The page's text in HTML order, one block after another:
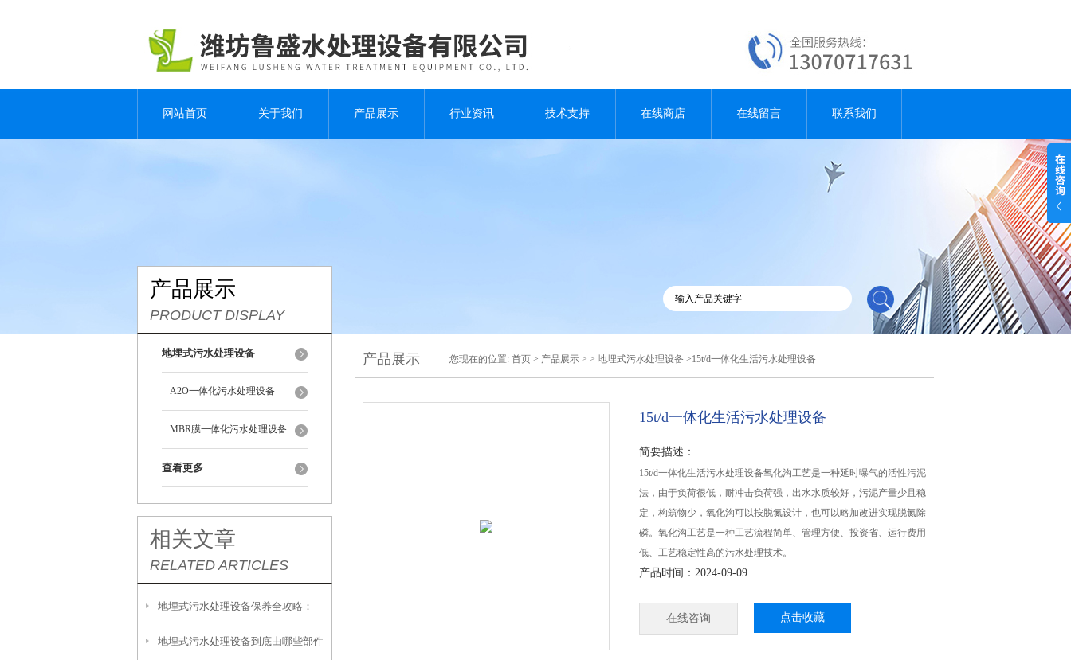
网站首页 关于我们 产品展示 行业资讯 技术支持 在线商店 在线留言 联系我们
产品展示
PRODUCT DISPLAY
地埋式污水处理设备
A2O一体化污水处理设备
MBR膜一体化污水处理设备
查看更多
相关文章
RELATED ARTICLES
地埋式污水处理设备保养全攻略：
让“地下卫士”持续高效运转
地埋式污水处理设备到底由哪些部件
产品展示 您现在的位置: 首页 > 产品展示 > > 地埋式污水处理设备 >15t/d一体化生活污水处理设备
15t/d一体化生活污水处理设备
简要描述：
15t/d一体化生活污水处理设备氧化沟工艺是一种延时曝气的活性污泥
法，由于负荷很低，耐冲击负荷强，出水水质较好，污泥产量少且稳
定，构筑物少，氧化沟可以按脱氮设计，也可以略加改进实现脱氮除
磷。氧化沟工艺是一种工艺流程简单、管理方便、投资省、运行费用
低、工艺稳定性高的污水处理技术。
产品时间：2024-09-09
在线咨询 点击收藏